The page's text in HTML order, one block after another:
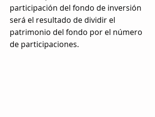
participación del fondo de inversión
será el resultado de dividir el
patrimonio del fondo por el número
de participaciones.